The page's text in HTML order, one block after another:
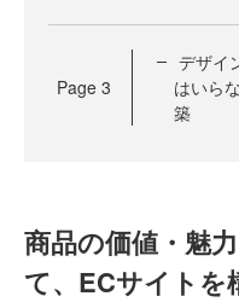
Page 3
デザイ
はいら
築
商品の価値・魅
て、ECサイトを